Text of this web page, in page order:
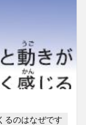
るのはなぜです